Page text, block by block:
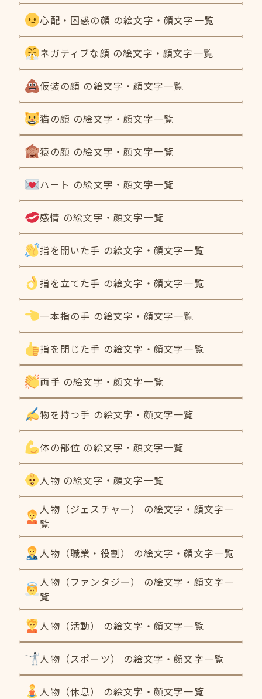
心配・困惑の顔 の絵文字・顔文字一覧
ネガティブな顔 の絵文字・顔文字一覧
仮装の顔 の絵文字・顔文字一覧
猫の顔 の絵文字・顔文字一覧
猿の顔 の絵文字・顔文字一覧
ハート の絵文字・顔文字一覧
感情 の絵文字・顔文字一覧
指を開いた手 の絵文字・顔文字一覧
指を立てた手 の絵文字・顔文字一覧
一本指の手 の絵文字・顔文字一覧
指を閉じた手 の絵文字・顔文字一覧
両手 の絵文字・顔文字一覧
物を持つ手 の絵文字・顔文字一覧
体の部位 の絵文字・顔文字一覧
人物 の絵文字・顔文字一覧
人物（ジェスチャー） の絵文字・顔文字一
覧
人物（職業・役割） の絵文字・顔文字一覧
人物（ファンタジー） の絵文字・顔文字一
覧
人物（活動） の絵文字・顔文字一覧
人物（スポーツ） の絵文字・顔文字一覧
人物（休息） の絵文字・顔文字一覧